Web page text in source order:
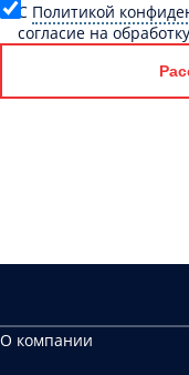
C Политикой
согласие на
О компании